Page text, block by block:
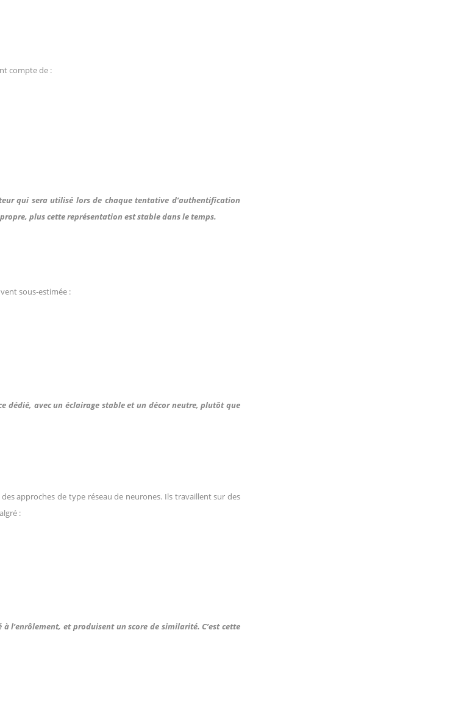
compte de :
qui sera utilisé lors de chaque tentative d’authentification
plus cette représentation est stable dans le temps.
sous‑estimée :
dédié, avec un éclairage stable et un décor neutre, plutôt que
approches de type réseau de neurones. Ils travaillent sur des
:
l’enrôlement, et produisent un score de similarité. C’est cette